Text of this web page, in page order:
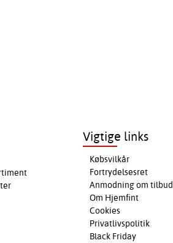
Vigtige links
Købsvilkår
Fortrydelsesret
Anmodning om tilbud
Om Hjemfint
Cookies
Privatlivspolitik
Black Friday